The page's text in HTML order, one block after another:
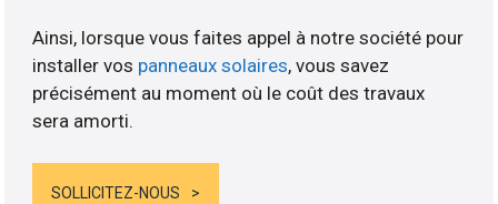
Ainsi, lorsque vous faites appel à notre société pour
installer vos panneaux solaires, vous savez
précisément au moment où le coût des travaux
sera amorti.
SOLLICITEZ-NOUS